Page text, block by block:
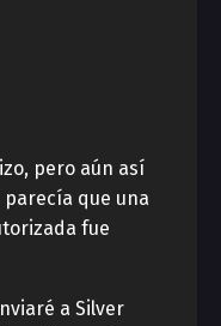
pero aún así
parecía que una
fue
a Silver